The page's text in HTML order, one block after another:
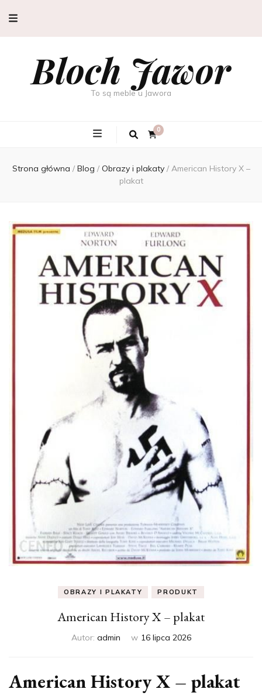
Bloch Jawor
To są meble u Jawora
0
Strona główna / Blog / Obrazy i plakaty / American History X –
plakat
OBRAZY I PLAKATY PRODUKT
American History X – plakat
Autor: admin w 16 lipca 2026
American History X – plakat